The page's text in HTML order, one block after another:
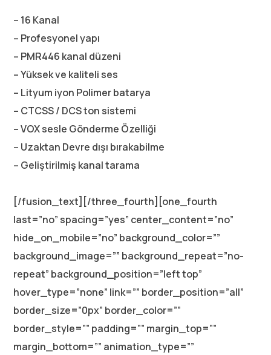
– 16 Kanal
– Profesyonel yapı
– PMR446 kanal düzeni
– Yüksek ve kaliteli ses
– Lityum iyon Polimer batarya
– CTCSS / DCS ton sistemi
– VOX sesle Gönderme Özelliği
– Uzaktan Devre dışı bırakabilme
– Geliştirilmiş kanal tarama
[/fusion_text][/three_fourth][one_fourth
last=”no” spacing=”yes” center_content=”no”
hide_on_mobile=”no” background_color=””
background_image=”” background_repeat=”no-
repeat” background_position=”left top”
hover_type=”none” link=”” border_position=”all”
border_size=”0px” border_color=””
border_style=”” padding=”” margin_top=””
margin_bottom=”” animation_type=””